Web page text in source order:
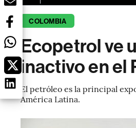
COLOMBIA
Ecopetrol ve
inactivo en el
El petróleo es la principal
América Latina.